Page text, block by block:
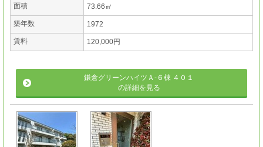
面積 73.66㎡
築年数 1972
賃料 120,000円
鎌倉グリーンハイツＡ-６棟 ４０１
の詳細を見る